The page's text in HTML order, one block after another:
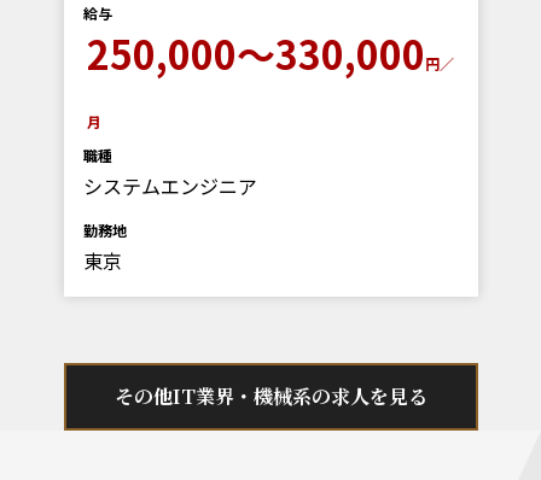
給与
250,000～330,000円／
月
職種
システムエンジニア
勤務地
東京
その他IT業界・機械系の求人を見る